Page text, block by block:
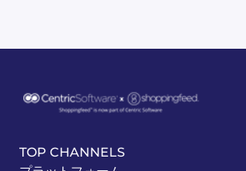
TOP CHANNELS